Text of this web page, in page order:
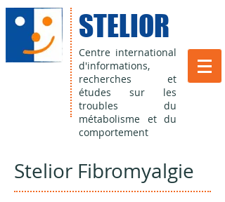
Centre international
d'informations,
recherches et
études sur les
troubles du
métabolisme et du
comportement
STELIOR
Stelior Fibromyalgie